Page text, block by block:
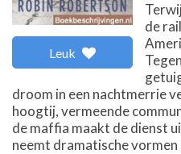
Leuk
de
droom in een nachtmerrie
hoogtij, vermeende
de maffia maakt de dienst
neemt dramatische vormen